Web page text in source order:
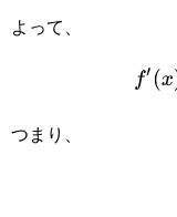
よって、
つまり、